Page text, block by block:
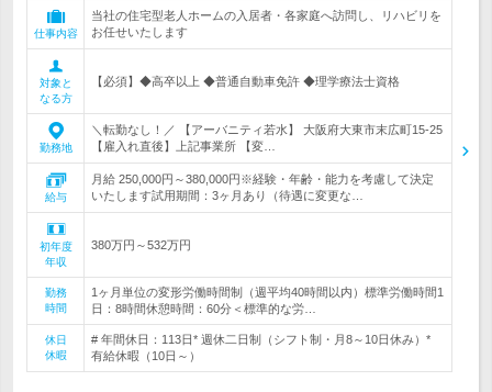
仕事内容
当社の住宅型老人ホームの入居者・各家庭へ訪問し、リハビリを
お任せいたします
対象と
なる方
【必須】◆高卒以上 ◆普通自動車免許 ◆理学療法士資格
勤務地
＼転勤なし！／ 【アーバニティ若水】 大阪府大東市末広町15-25
【雇入れ直後】上記事業所 【変…
給与
月給 250,000円～380,000円※経験・年齢・能力を考慮して決定
いたします試用期間：3ヶ月あり（待遇に変更な…
初年度
年収
380万円～532万円
勤務
時間
1ヶ月単位の変形労働時間制（週平均40時間以内）標準労働時間1
日：8時間休憩時間：60分＜標準的な労…
休日
休暇
# 年間休日：113日* 週休二日制（シフト制・月8～10日休み）*
有給休暇（10日～）